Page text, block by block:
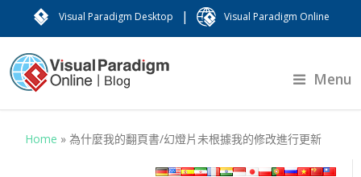
Visual Paradigm Desktop | Visual Paradigm Online
Menu
Home »為什麼我的翻頁書/幻燈片未根據我的修改進行更新